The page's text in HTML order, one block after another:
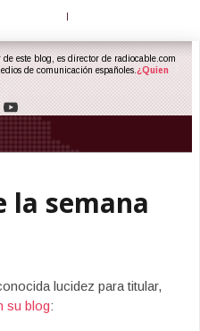
este blog, es director de radiocable.com
de comunicación españoles. ¿Quien
la semana
lucidez para titular,
su blog: